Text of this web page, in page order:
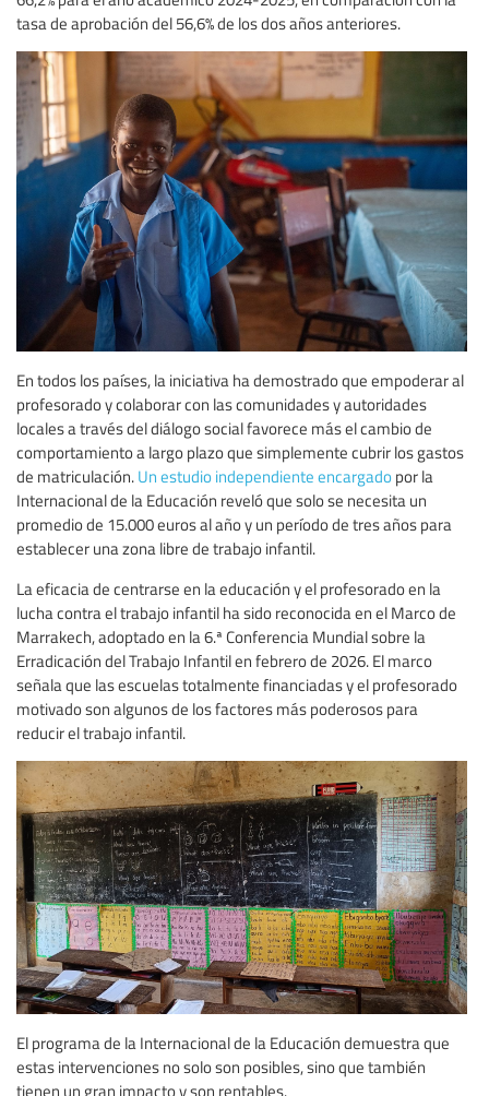
tasa de aprobación del 56,6% de los dos años anteriores.
En todos los países, la iniciativa ha demostrado que empoderar al
profesorado y colaborar con las comunidades y autoridades
locales a través del diálogo social favorece más el cambio de
comportamiento a largo plazo que simplemente cubrir los gastos
de matriculación. Un estudio independiente encargado por la
Internacional de la Educación reveló que solo se necesita un
promedio de 15.000 euros al año y un período de tres años para
establecer una zona libre de trabajo infantil.
La eficacia de centrarse en la educación y el profesorado en la
lucha contra el trabajo infantil ha sido reconocida en el Marco de
Marrakech, adoptado en la 6.ª Conferencia Mundial sobre la
Erradicación del Trabajo Infantil en febrero de 2026. El marco
señala que las escuelas totalmente financiadas y el profesorado
motivado son algunos de los factores más poderosos para
reducir el trabajo infantil.
El programa de la Internacional de la Educación demuestra que
estas intervenciones no solo son posibles, sino que también
tienen un gran impacto y son rentables.